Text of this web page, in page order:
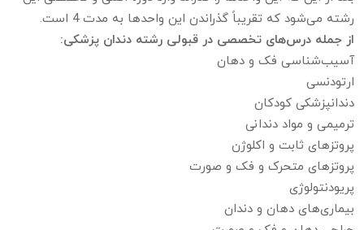
رشته می‌شود که تقریباً گذراندن این واحدها به مدت 4 است.
از جمله درس‌های تخصصی در قبولی رشته دندان پزشکی:
آسیب‌شناسی فک و دهان
ارتودنسی
دندانپزشکی کودکان
ترمیمی و مواد دندانی
پروتزهای ثابت و اکلوژن
پروتزهای متحرک و فک و صورت
پریودنتولوژی
بیماری‌های دهان و دندان